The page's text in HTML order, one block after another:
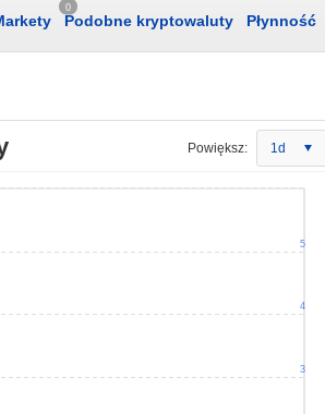
0
Podobne kryptowaluty Płynność
Powiększ: 1d
3
4
5